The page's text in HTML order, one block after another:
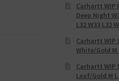
Carhartt WIP
Deep Night
L32 W33 L32
Carhartt WIP
White/Gold M
Carhartt WIP
Leaf/Gold M L